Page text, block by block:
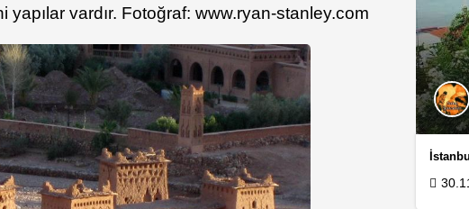
yapılar vardır. Fotoğraf: www.ryan-stanley.com